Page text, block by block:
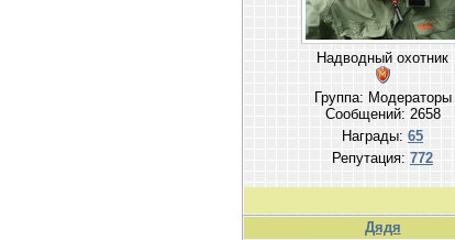
Надводный охотник
Группа: Модераторы
Сообщений: 2658
Награды: 65
Репутация: 772
Дядя